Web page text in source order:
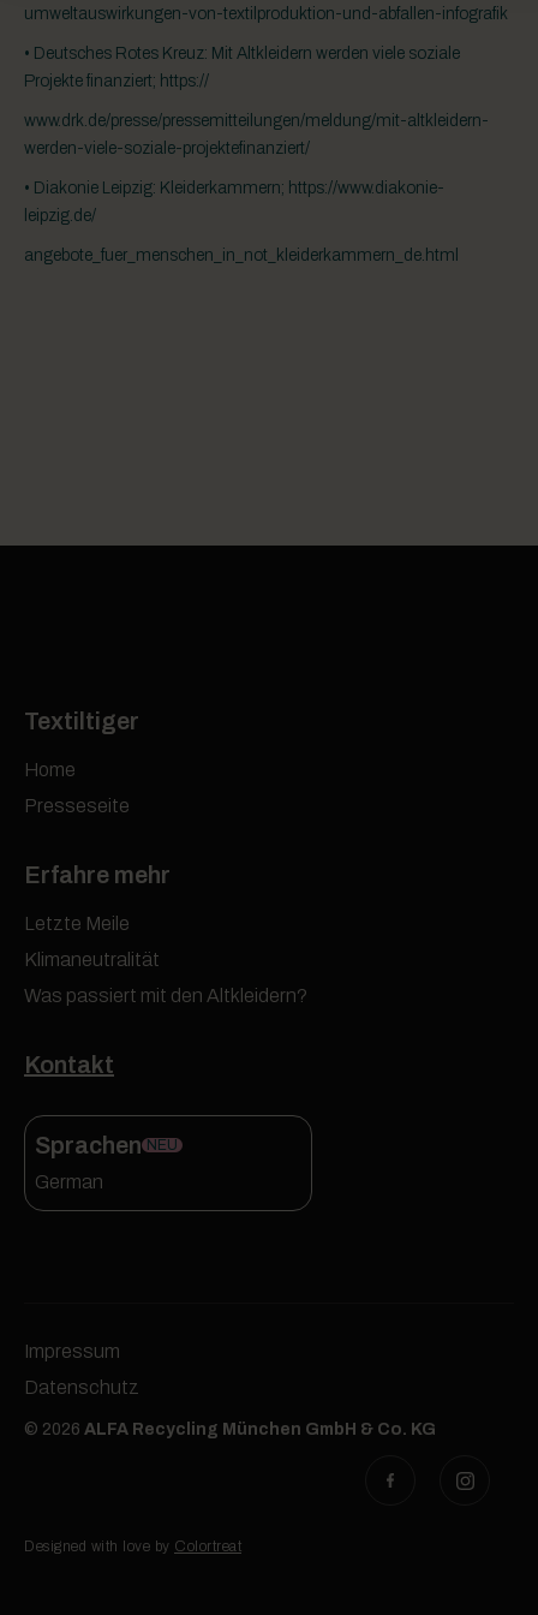
umweltauswirkungen-von-textilproduktion-und-abfallen-infografik
• Deutsches Rotes Kreuz: Mit Altkleidern werden viele soziale
Projekte finanziert; https://
www.drk.de/presse/pressemitteilungen/meldung/mit-altkleidern-
werden-viele-soziale-projektefinanziert/
• Diakonie Leipzig: Kleiderkammern; https://www.diakonie-
leipzig.de/
angebote_fuer_menschen_in_not_kleiderkammern_de.html
Sprachen NEU
German
Kontakt
Erfahre mehr
Letzte Meile
Klimaneutralität
Was passiert mit den Altkleidern?
Textiltiger
Home
Presseseite
Designed with love by Colortreat
Impressum
Datenschutz
© 2026 ALFA Recycling München GmbH & Co. KG